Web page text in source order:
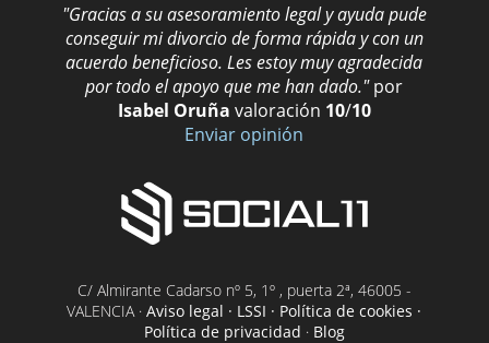
"Gracias a su asesoramiento legal y ayuda pude
conseguir mi divorcio de forma rápida y con un
acuerdo beneficioso. Les estoy muy agradecida
por todo el apoyo que me han dado." por
Isabel Oruña valoración 10/10
Enviar opinión
C/ Almirante Cadarso nº 5, 1º , puerta 2ª, 46005 -
VALENCIA ·Aviso legal · LSSI · Política de cookies ·
Política de privacidad · Blog